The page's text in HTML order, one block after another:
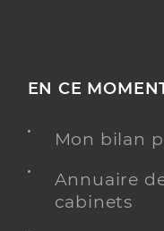
EN CE
Mon bilan
Annuaire
cabinets